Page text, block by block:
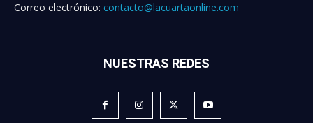
Correo electrónico: contacto@lacuartaonline.com
NUESTRAS REDES